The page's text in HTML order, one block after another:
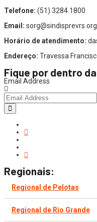
Telefone: (51) 3284.1800
Email:
Horário de atendimento:
Endereço: Travessa
Fique por dentro
Email Address
Regionais:
Regional de Pelotas
Regional de Rio Grande